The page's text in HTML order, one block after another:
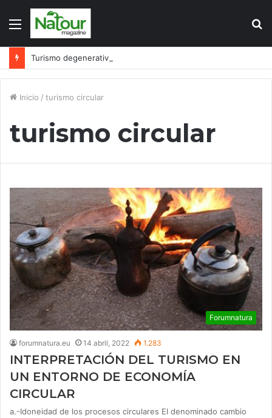
Menú
Inicio / turismo circular
turismo circular
Forumnatura
forumnatura.eu 14 abril, 2022 1.283
INTERPRETACIÓN DEL TURISMO EN
UN ENTORNO DE ECONOMÍA
CIRCULAR
a.-Idoneidad de los procesos circulares El denominado cambio